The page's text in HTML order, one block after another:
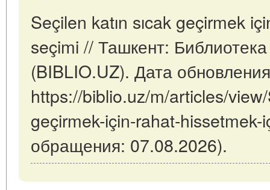
Seçilen katın sıcak geçirmek
seçimi // Ташкент:
(BIBLIO.UZ). Дата
https://biblio.uz/m/articles/view/
geçirmek-için-rahat-hissetmek-
обращения: 07.08.2026).